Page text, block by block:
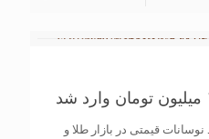
قیمتی در بازار طلا و